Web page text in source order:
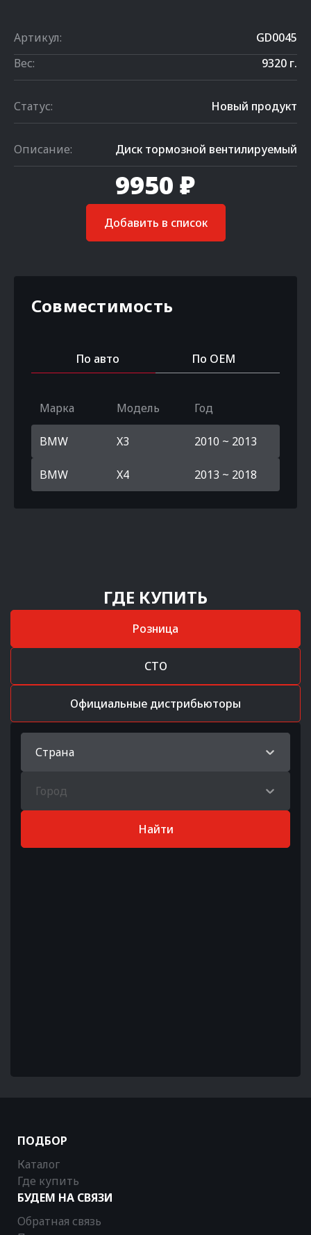
Артикул:
GD0045
Вес:
9320 г.
Статус: Новый продукт
Описание: Диск тормозной вентилируемый
9950 ₽
Добавить в список
Совместимость
По авто По OEM
Марка Модель Год
BMW X3 2010 ~ 2013
BMW X4 2013 ~ 2018
ГДЕ КУПИТЬ
Розница
СТО
Официальные дистрибьюторы
Страна
Город
Найти
ПОДБОР
Каталог
Где купить
БУДЕМ НА СВЯЗИ
Обратная связь